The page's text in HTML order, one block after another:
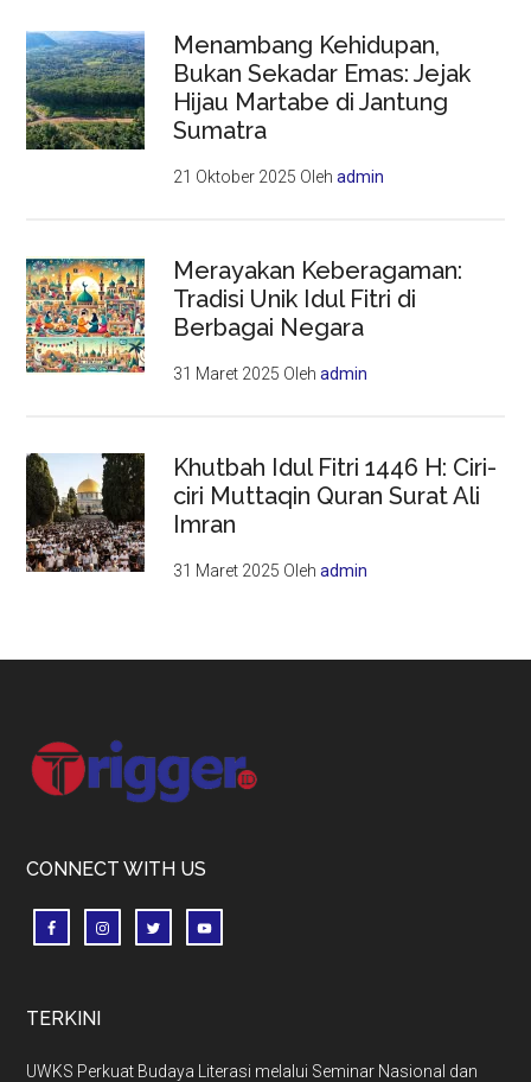
Menambang Kehidupan,
Bukan Sekadar Emas: Jejak
Hijau Martabe di Jantung
Sumatra
21 Oktober 2025 Olehadmin
Merayakan Keberagaman:
Tradisi Unik Idul Fitri di
Berbagai Negara
31 Maret 2025 Olehadmin
Khutbah Idul Fitri 1446 H: Ciri-
ciri Muttaqin Quran Surat Ali
Imran
31 Maret 2025 Olehadmin
Footer
CONNECT WITH US
TERKINI
UWKS Perkuat Budaya Literasi melalui Seminar Nasional dan